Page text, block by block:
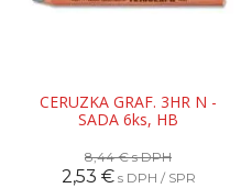
CERUZKA GRAF. 3HR N -
SADA 6ks, HB
8,44 €s DPH
2,53 € s DPH / SPR